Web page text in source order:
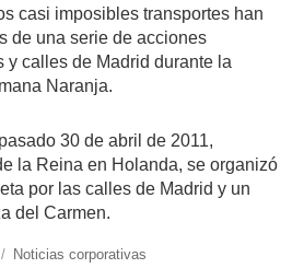
casi imposibles transportes han
de una serie de acciones
y calles de Madrid durante la
Naranja.
30 de abril de 2011,
la Reina en Holanda, se organizó
por las calles de Madrid y un
del Carmen.
author/redaccion/
Categorías
Noticias corporativas